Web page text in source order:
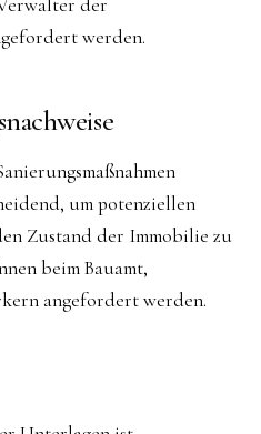
der
werden.
um potenziellen
Zustand der Immobilie zu
beim Bauamt,
angefordert werden.